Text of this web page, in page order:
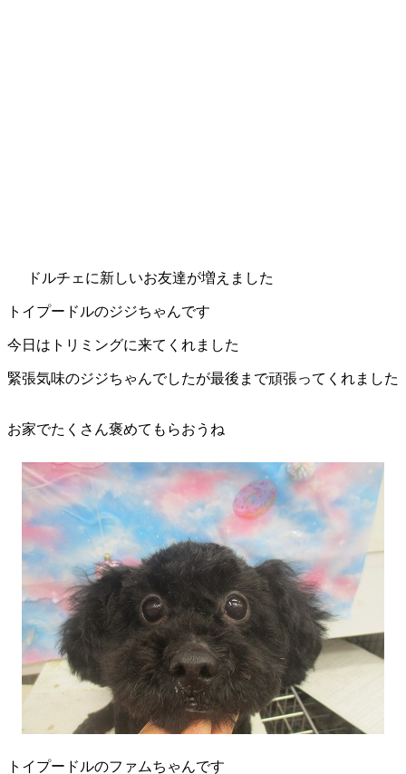
ドルチェに新しいお友達が増えました
トイプードルのジジちゃんです
今日はトリミングに来てくれました
緊張気味のジジちゃんでしたが最後まで頑張ってくれました
お家でたくさん褒めてもらおうね
トイプードルのファムちゃんです